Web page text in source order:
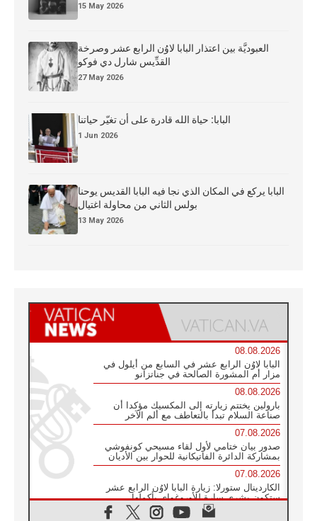
15 May 2026
العبوديَّة بين اعتذار البابا لاوُن الرابع عشر وصرخة
القدِّيس شارل دي فوكو
27 May 2026
البابا: حياة الله قادرة على أن تغيّر حياتنا
1 Jun 2026
البابا يركع في المكان الذي نجا فيه البابا القديس يوحنا
بولس الثاني من محاولة اغتيال
13 May 2026
08.08.2026
البابا لاوُن الرابع عشر في السابع من أيلول في
مزار أم المشورة الصالحة في جناتزانو
08.08.2026
بارولين يختتم زيارته إلى المكسيك مؤكدا أن
صناعة السلام تبدأ بالتعاطف مع ألم الآخر
07.08.2026
صدور بيان ختامي لأول لقاء مسيحي كونفوشي
بمشاركة الدائرة الفاتيكانية للحوار بين الأديان
07.08.2026
الكاردينال ستورلا: زيارة البابا لاوُن الرابع عشر
ستكون بشرى سارة للأوروغواي بأكملها